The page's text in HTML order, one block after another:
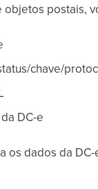
objetos postais,
chave/
DC-e
os dados da